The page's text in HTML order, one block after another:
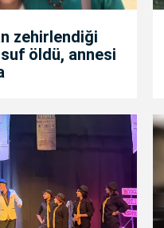
zehirlendiği
öldü, annesi